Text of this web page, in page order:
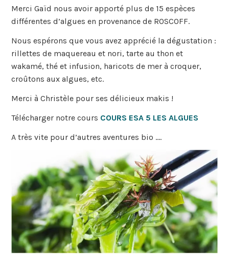
Merci Gaïd nous avoir apporté plus de 15 espèces
différentes d’algues en provenance de ROSCOFF.
Nous espérons que vous avez apprécié la dégustation :
rillettes de maquereau et nori, tarte au thon et
wakamé, thé et infusion, haricots de mer à croquer,
croûtons aux algues, etc.
Merci à Christèle pour ses délicieux makis !
Télécharger notre cours COURS ESA 5 LES ALGUES
A très vite pour d’autres aventures bio ….